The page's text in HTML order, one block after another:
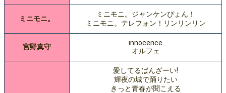
ミニモニ。
ミニモニ。ジャンケンぴょん！
ミニモニ。テレフォン！リンリンリン
宮野真守
innocence
オルフェ
愛してるばんざーい!
輝夜の城で踊りたい
きっと青春が聞こえる